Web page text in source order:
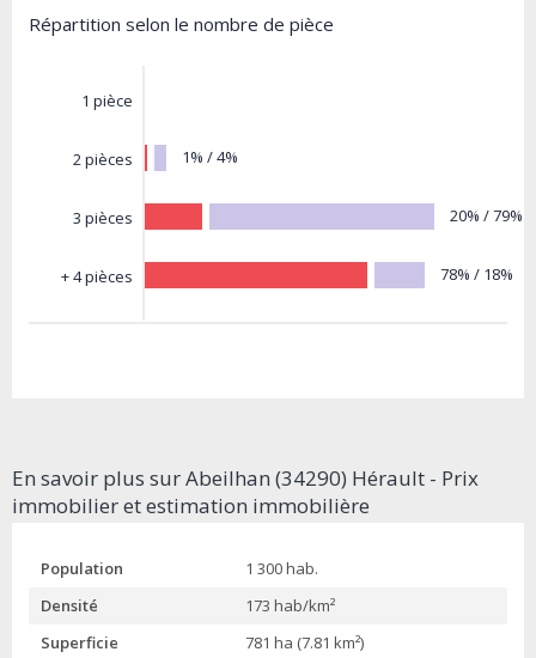
Répartition selon le nombre de pièce
1 pièce
2 pièces
3 pièces
+ 4 pièces
1% / 4%
20% / 79%
78% / 18%
En savoir plus sur Abeilhan (34290) Hérault - Prix
immobilier et estimation immobilière
Population
1 300 hab.
Densité
173 hab/km²
Superficie
781 ha (7.81 km²)